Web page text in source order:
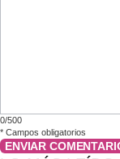
0/500
* Campos obligatorios
ENVIAR